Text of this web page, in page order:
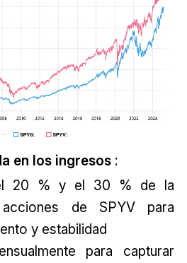
en los ingresos:
20 % y el 30 % de la
de SPYV para
y estabilidad
para capturar